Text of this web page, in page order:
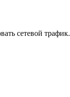
сетевой трафик.